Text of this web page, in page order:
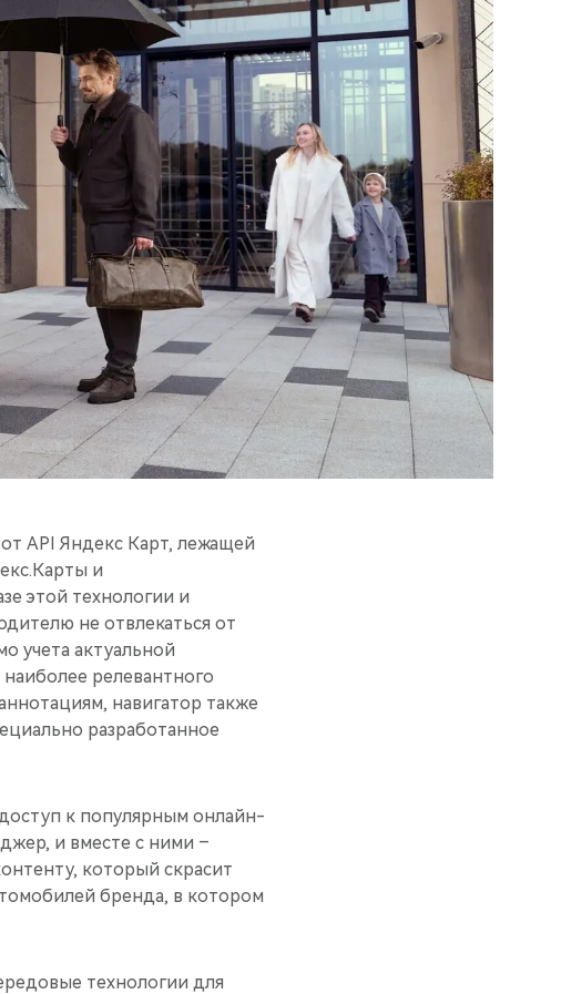
API Яндекс Карт, лежащей
и
этой технологии и
не отвлекаться от
учета актуальной
релевантного
навигатор также
разработанное
к популярным онлайн-
и вместе с ними –
который скрасит
бренда, в котором
технологии для